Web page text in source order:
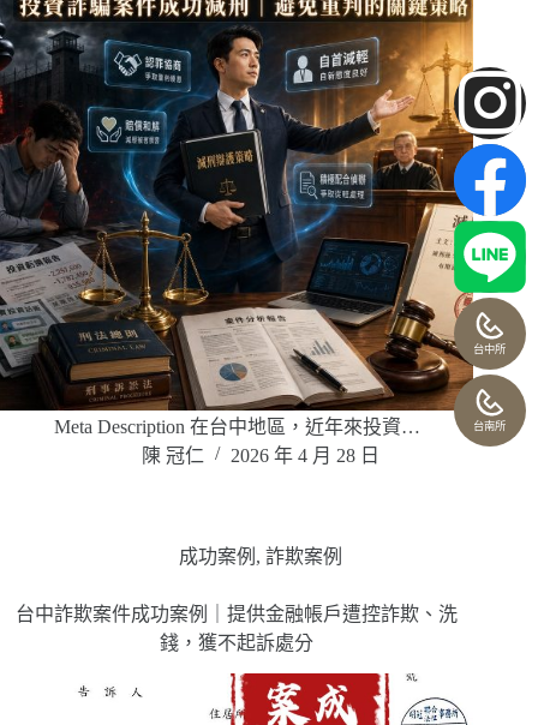
Meta Description 在台中地區，近年來投資…
陳 冠仁
2026 年 4 月 28 日
成功案例 ,詐欺案例
台中詐欺案件成功案例｜提供金融帳戶遭控詐欺、洗
錢，獲不起訴處分
台中所
台南所